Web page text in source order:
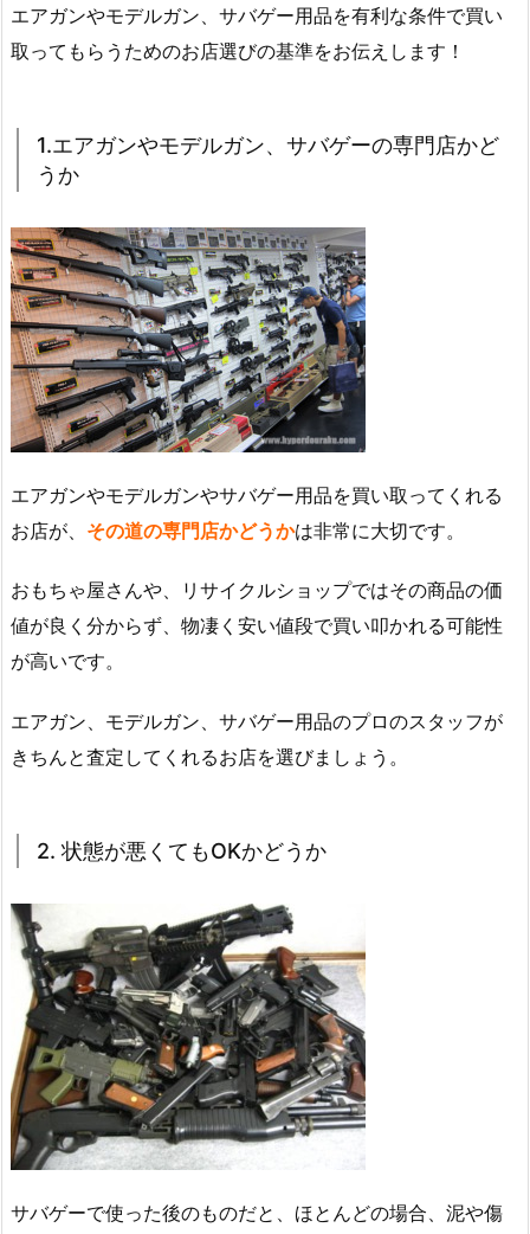
エアガンやモデルガン、サバゲー用品を有利な条件で買い
取ってもらうためのお店選びの基準をお伝えします！
1.エアガンやモデルガン、サバゲーの専門店かど
うか
エアガンやモデルガンやサバゲー用品を買い取ってくれる
お店が、 その道の専門店かどうかは非常に大切です。
おもちゃ屋さんや、リサイクルショップではその商品の価
値が良く分からず、物凄く安い値段で買い叩かれる可能性
が高いです。
エアガン、モデルガン、サバゲー用品のプロのスタッフが
きちんと査定してくれるお店を選びましょう。
2. 状態が悪くてもOKかどうか
サバゲーで使った後のものだと、ほとんどの場合、泥や傷